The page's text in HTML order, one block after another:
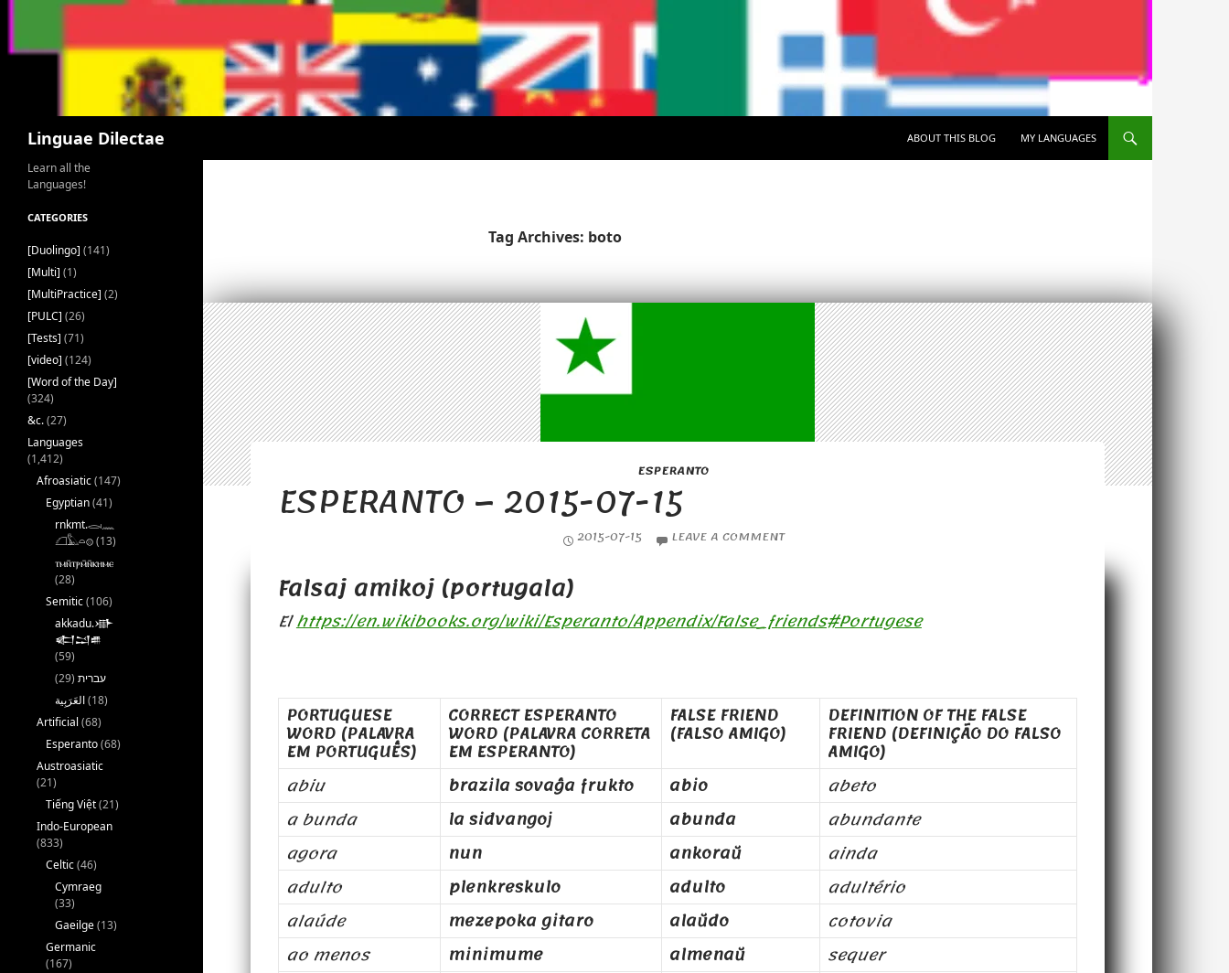
Linguae Dilectae
ABOUT THIS BLOG
MY LANGUAGES
Tag Archives: boto
ESPERANTO
ESPERANTO – 2015-07-15
2015-07-15 LEAVE A COMMENT
Falsaj amikoj (portugala)
Elhttps://en.wikibooks.org/wiki/Esperanto/Appendix/False_friends#Portugese
PORTUGUESE
WORD (PALAVRA
EM PORTUGUÊS)
CORRECT ESPERANTO
WORD (PALAVRA CORRETA
EM ESPERANTO)
FALSE FRIEND
(FALSO AMIGO)
DEFINITION OF THE FALSE
FRIEND (DEFINIÇÃO DO FALSO
AMIGO)
abiu
brazila sovaĝa frukto abio
abeto
a bunda
la sidvangoj abunda
abundante
agora
nun ankoraŭ
ainda
adulto
plenkreskulo adulto
adultério
alaúde
mezepoka gitaro alaŭdo
cotovia
ao menos
minimume almenaŭ
sequer
Learn all the
Languages!
CATEGORIES
[Duolingo] (141)
[Multi] (1)
[MultiPractice] (2)
[PULC] (26)
[Tests] (71)
[video] (124)
[Word of the Day]
(324)
&c.(27)
Languages
(1,412)
Afroasiatic(147)
Egyptian(41)
rnkmt.𓂋𓏺𓈖
𓆎𓅓𓏏𓊖(13)
ⲧⲙⲛ̄ⲧⲣⲙ̄ⲛ̄ⲕⲏⲙⲉ
(28)
Semitic(106)
akkadu.𒀝
𒅗𒁺𒌑
(59)
עברית (29)
(18)
Artificial (68)
Esperanto(68)
Austroasiatic
(21)
Tiếng Việt(21)
Indo-European
(833)
Celtic(46)
Cymraeg
(33)
Gaeilge(13)
Germanic
(167)